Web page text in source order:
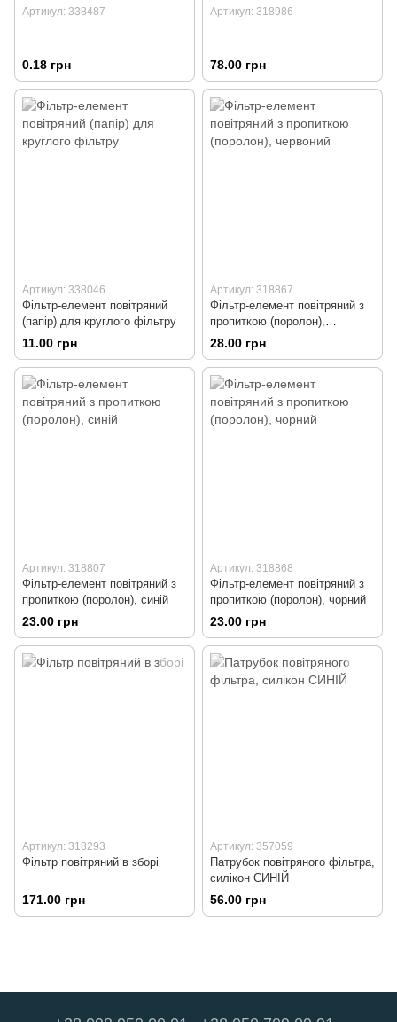
Артикул: 338487
0.18 грн
Артикул: 318986
78.00 грн
Артикул: 338046
Фільтр-елемент повітряний
(папір) для круглого фільтру
11.00 грн
Артикул: 318867
Фільтр-елемент повітряний з
пропиткою (поролон),
червоний
28.00 грн
Артикул: 318807
Фільтр-елемент повітряний з
пропиткою (поролон), синій
23.00 грн
Артикул: 318868
Фільтр-елемент повітряний з
пропиткою (поролон), чорний
23.00 грн
Артикул: 318293
Фільтр повітряний в зборі
171.00 грн
Артикул: 357059
Патрубок повітряного фільтра,
силікон СИНІЙ
56.00 грн